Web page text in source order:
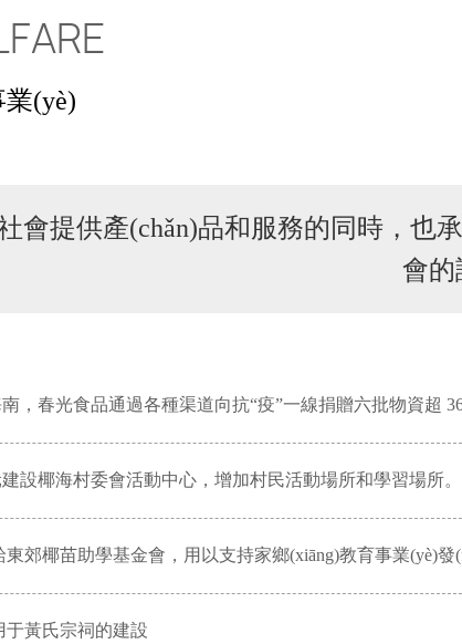
(yè)
會提供產(chǎn)品和服務的同時，也
會的
南，春光食品通過各種渠道向抗“疫”一線捐贈六批物資超 36
椰海村委會活動中心，增加村民活動場所和學習場所。
東郊椰苗助學基金會，用以支持家鄉(xiāng)教育事業(yè)發
于黃氏宗祠的建設